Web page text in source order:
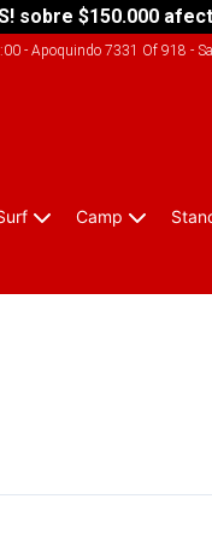
sobre $150.000
- Apoquindo 7331 Of 918 -
Camp